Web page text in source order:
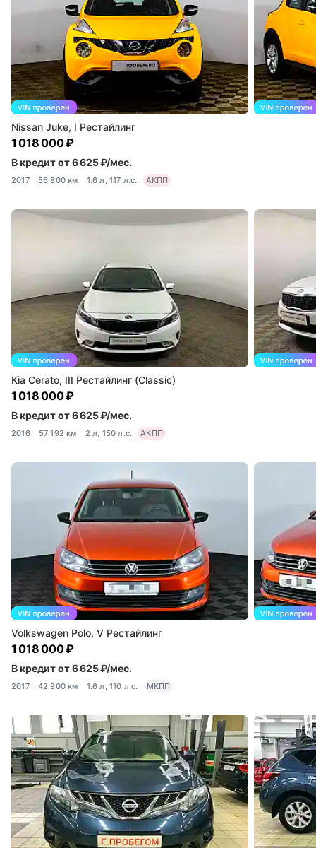
Nissan Juke, I Рестайлинг
1 018 000 ₽
В кредит от 6 625 ₽/мес.
2017 56 800 км 1.6 л, 117 л.с. АКПП
Kia Cerato, III Рестайлинг (Classic)
1 018 000 ₽
В кредит от 6 625 ₽/мес.
2016 57 192 км 2 л, 150 л.с. АКПП
Volkswagen Polo, V Рестайлинг
1 018 000 ₽
В кредит от 6 625 ₽/мес.
2017 42 900 км 1.6 л, 110 л.с. МКПП